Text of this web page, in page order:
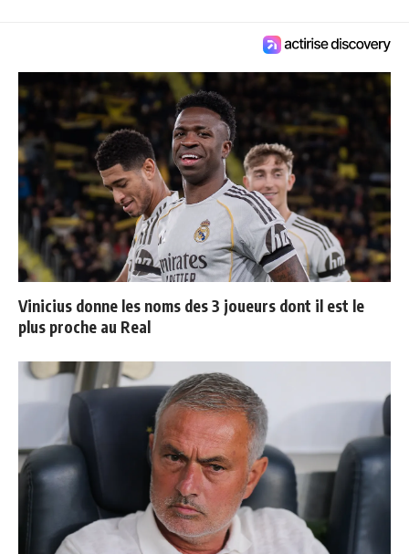
Vinicius donne les noms des 3 joueurs dont il est le
plus proche au Real